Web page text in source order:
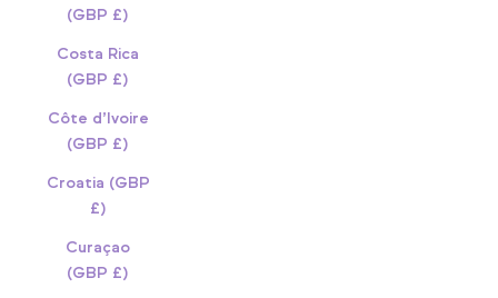
(GBP £)
Costa Rica
(GBP £)
Côte d’Ivoire
(GBP £)
Croatia (GBP
£)
Curaçao
(GBP £)